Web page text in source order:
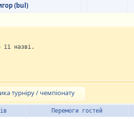
(bul)
її назві.
турніру / чемпіонату
Перемоги гостей